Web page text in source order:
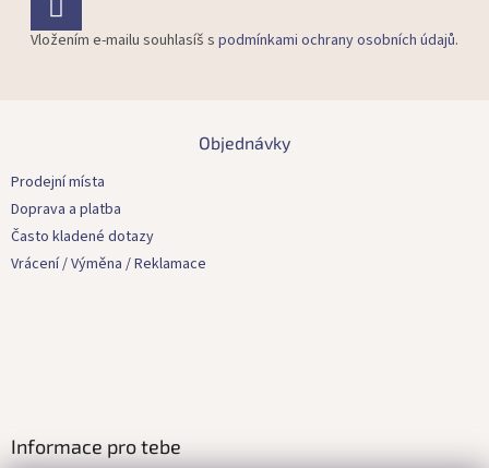
Vložením e-mailu souhlasíš s podmínkami ochrany osobních údajů.
Objednávky
Prodejní místa
Doprava a platba
Často kladené dotazy
Vrácení / Výměna / Reklamace
Informace pro tebe